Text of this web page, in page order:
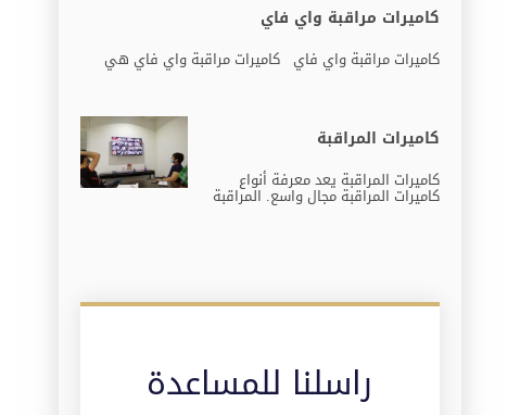
كاميرات مراقبة واي فاي
كاميرات مراقبة واي فاي كاميرات مراقبة واي فاي هي
كاميرات المراقبة
كاميرات المراقبة يعد معرفة أنواع
كاميرات المراقبة مجال واسع. المراقبة
راسلنا للمساعدة